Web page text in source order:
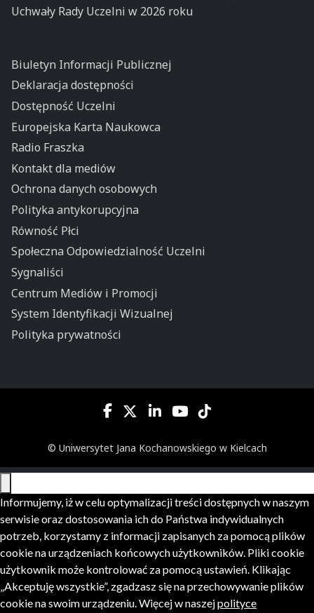
Uchwały Rady Uczelni w 2026 roku
Biuletyn Informacji Publicznej
Deklaracja dostępności
Dostępność Uczelni
Europejska Karta Naukowca
Radio Fraszka
Kontakt dla mediów
Ochrona danych osobowych
Polityka antykorupcyjna
Równość Płci
Społeczna Odpowiedzialność Uczelni
Sygnaliści
Centrum Mediów i Promocji
System Identyfikacji Wizualnej
Polityka prywatności
© Uniwersytet Jana Kochanowskiego w Kielcach
Informujemy, iż w celu optymalizacji treści dostępnych w naszym
serwisie oraz dostosowania ich do Państwa indywidualnych
potrzeb, korzystamy z informacji zapisanych za pomocą plików
cookie na urządzeniach końcowych użytkowników. Pliki cookie
użytkownik może kontrolować za pomocą ustawień. Klikając
„Akceptuję wszystkie”, zgadzasz się na przechowywanie plików
cookie na swoim urządzeniu. Więcej w naszejpolityce